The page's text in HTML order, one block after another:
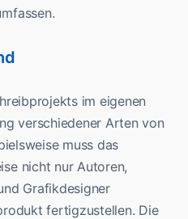
im eigenen
verschiedener Arten von
muss das
nicht nur Autoren,
Grafikdesigner
fertigzustellen. Die